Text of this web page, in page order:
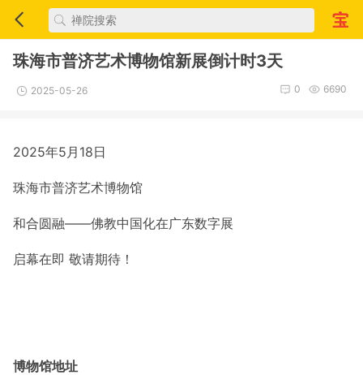
珠海市普济艺术博物馆新展倒计时3天
2025-05-26 6690
0
2025年5月18日
珠海市普济艺术博物馆
和合圆融——佛教中国化在广东数字展
启幕在即 敬请期待！
博物馆地址